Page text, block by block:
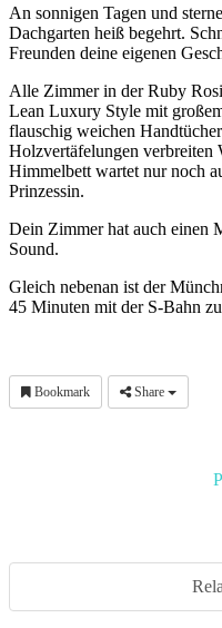
An sonnigen Tagen und
Dachgarten heiß begehrt.
Freunden deine eigenen
Alle Zimmer in der Ruby
Lean Luxury Style mit
flauschig weichen
Holzvertäfelungen verbreiten
Himmelbett wartet nur noch
Prinzessin.
Dein Zimmer hat auch einen
Sound.
Gleich nebenan ist der
45 Minuten mit der S-Bahn
Bookmark Share